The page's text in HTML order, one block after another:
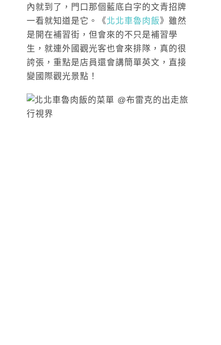
內就到了，門口那個藍底白字的文青招牌
一看就知道是它。《北北車魯肉飯》雖然
是開在補習街，但會來的不只是補習學
生，就連外國觀光客也會來排隊，真的很
誇張，重點是店員還會講簡單英文，直接
變國際觀光景點！